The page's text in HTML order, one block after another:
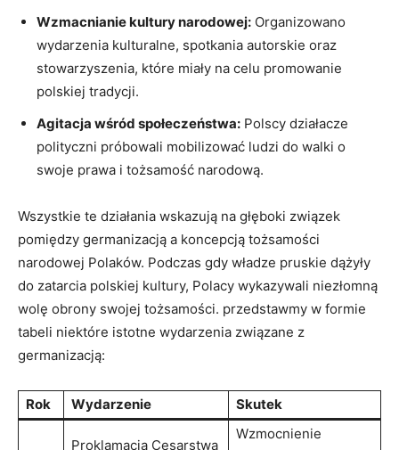
Wzmacnianie kultury​ narodowej: Organizowano
wydarzenia kulturalne, spotkania autorskie oraz
stowarzyszenia, które⁤ miały na celu promowanie
polskiej tradycji.
Agitacja wśród społeczeństwa: Polscy działacze
polityczni próbowali mobilizować ludzi do walki ​o
swoje prawa i​ tożsamość narodową.
Wszystkie te działania wskazują ⁤na głęboki związek
pomiędzy germanizacją a koncepcją tożsamości
narodowej ⁢Polaków. Podczas gdy władze pruskie dążyły
do zatarcia polskiej ⁣kultury, Polacy wykazywali niezłomną
wolę ⁤obrony swojej tożsamości. przedstawmy w formie
tabeli niektóre istotne wydarzenia związane z
germanizacją:
Rok Wydarzenie Skutek
Proklamacja Cesarstwa
Wzmocnienie